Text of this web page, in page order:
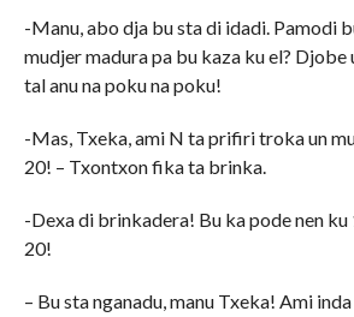
-Manu, abo dja bu sta di idadi. Pamodi
mudjer madura pa bu kaza ku el? Djobe
tal anu na poku na poku!
-Mas, Txeka, ami N ta prifiri troka un
20! – Txontxon fika ta brinka.
-Dexa di brinkadera! Bu ka pode nen
20!
– Bu sta nganadu, manu Txeka! Ami